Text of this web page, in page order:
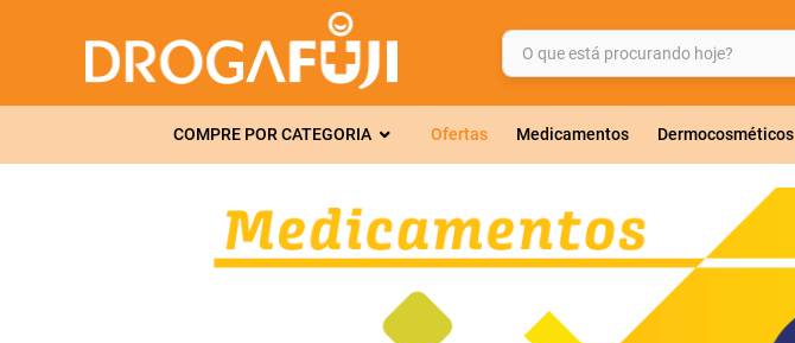
O que está procurando hoje?
COMPRE POR CATEGORIA Ofertas Medicamentos Dermocosméticos
TERMOS MAIS BUSCADOS
3º
mounjaro
4º
rosuvastatina 20mg
protetor solar